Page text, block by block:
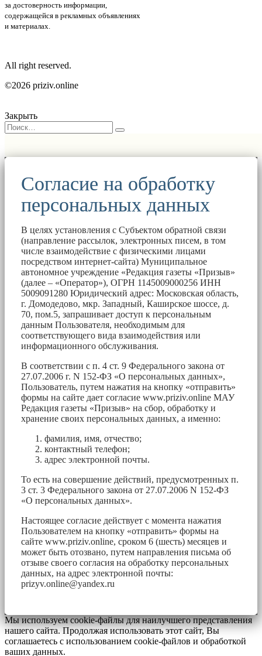
за достоверность информации,
содержащейся в рекламных объявлениях
и материалах.
All right reserved.
©2026 priziv.online
Закрыть
Согласие на обработку
персональных данных
В целях установления с Субъектом обратной связи
(направление рассылок, электронных писем, в том
числе взаимодействие с физическими лицами
посредством интернет-сайта) Муниципальное
автономное учреждение «Редакция газеты «Призыв»
(далее – «Оператор»), ОГРН 1145009000256 ИНН
5009091280 Юридический адрес: Московская область,
г. Домодедово, мкр. Западный, Каширское шоссе, д.
70, пом.5, запрашивает доступ к персональным
данным Пользователя, необходимым для
соответствующего вида взаимодействия или
информационного обслуживания.
В соответствии с п. 4 ст. 9 Федерального закона от
27.07.2006 г. N 152-ФЗ «О персональных данных»,
Пользователь, путем нажатия на кнопку «отправить»
формы на сайте дает согласие www.priziv.online МАУ
Редакция газеты «Призыв» на сбор, обработку и
хранение своих персональных данных, а именно:
фамилия, имя, отчество;
контактный телефон;
адрес электронной почты.
То есть на совершение действий, предусмотренных п.
3 ст. 3 Федерального закона от 27.07.2006 N 152-ФЗ
«О персональных данных».
Настоящее согласие действует с момента нажатия
Пользователем на кнопку «отправить» формы на
сайте www.priziv.online, сроком 6 (шесть) месяцев и
может быть отозвано, путем направления письма об
отзыве своего согласия на обработку персональных
данных, на адрес электронной почты:
prizyv.online@yandex.ru
Мы используем cookie-файлы для наилучшего представления
нашего сайта. Продолжая использовать этот сайт, Вы
соглашаетесь с использованием cookie-файлов и обработкой
ваших данных.